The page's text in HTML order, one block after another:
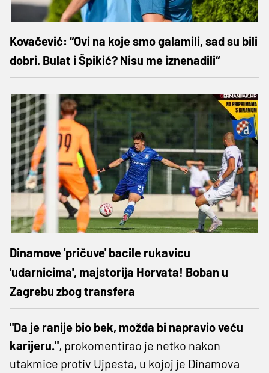
Kovačević: “Ovi na koje smo galamili, sad su bili
dobri. Bulat i Špikić? Nisu me iznenadili“
Dinamove 'pričuve' bacile rukavicu
'udarnicima', majstorija Horvata! Boban u
Zagrebu zbog transfera
"Da je ranije bio bek, možda bi napravio veću
karijeru.", prokomentirao je netko nakon
utakmice protiv Ujpesta, u kojoj je Dinamova